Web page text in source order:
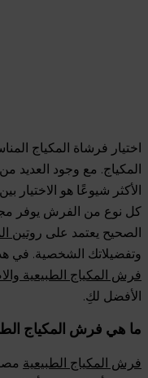
اختيار فرشاة المكياج
المكياج. مع وجود العديد
الأكثر شيوعًا هو
كل نوع من الفرش يوفر
الصحيح يعتمد على روتين
وتفضيلاتك الشخصية. في
فرش المكياج الطبيعية
الأفضل لكِ.
ما هي فرش المكياج
فرش المكياج الطبيعية